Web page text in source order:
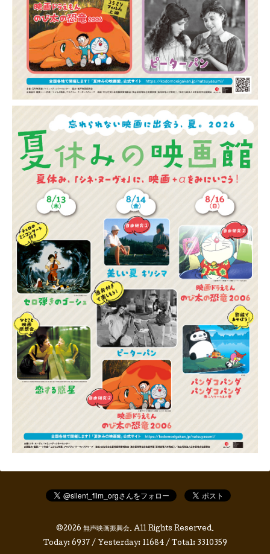
©2026 無声映画振興会. All Rights Reserved.
Today: 6937 / Yesterday: 11684/ Total: 3310359